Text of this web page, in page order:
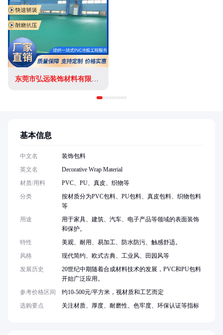
东莞市弘远装饰材料有限公司
基本信息
中文名
装饰包料
英文名
Decorative Wrap Material
材质/用料
PVC、PU、真皮、织物等
分类
按材质分为PVC包料、PU包料、真皮包料、织物包料
等
用途
用于家具、建筑、汽车、电子产品等领域的表面装饰
和保护。
特性
美观、耐用、易加工、防水防污、触感舒适。
风格
现代简约、欧式古典、工业风、田园风等
发展历史
20世纪中期随着合成材料技术的发展，PVC和PU包料
开始广泛应用。
参考价格区间
约10-500元/平方米，视材质和工艺而定
选购要点
关注材质、厚度、耐磨性、色牢度、环保认证等指标